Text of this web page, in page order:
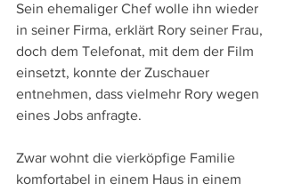
Sein ehemaliger Chef wolle ihn wieder
in seiner Firma, erklärt Rory seiner Frau,
doch dem Telefonat, mit dem der Film
einsetzt, konnte der Zuschauer
entnehmen, dass vielmehr Rory wegen
eines Jobs anfragte.
Zwar wohnt die vierköpfige Familie
komfortabel in einem Haus in einem